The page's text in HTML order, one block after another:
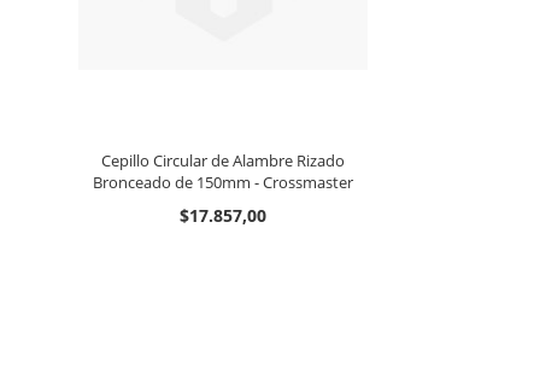
Cepillo Circular de Alambre Rizado
Bronceado de 150mm - Crossmaster
$17.857,00